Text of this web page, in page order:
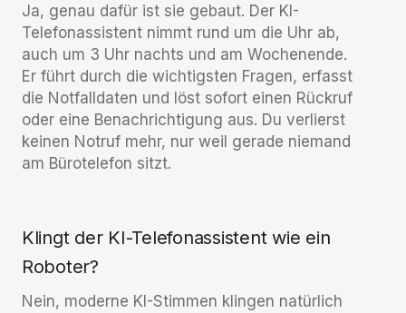
Ja, genau dafür ist sie gebaut. Der KI-
Telefonassistent nimmt rund um die Uhr ab,
auch um 3 Uhr nachts und am Wochenende.
Er führt durch die wichtigsten Fragen, erfasst
die Notfalldaten und löst sofort einen Rückruf
oder eine Benachrichtigung aus. Du verlierst
keinen Notruf mehr, nur weil gerade niemand
am Bürotelefon sitzt.
Klingt der KI-Telefonassistent wie ein
Roboter?
Nein, moderne KI-Stimmen klingen natürlich